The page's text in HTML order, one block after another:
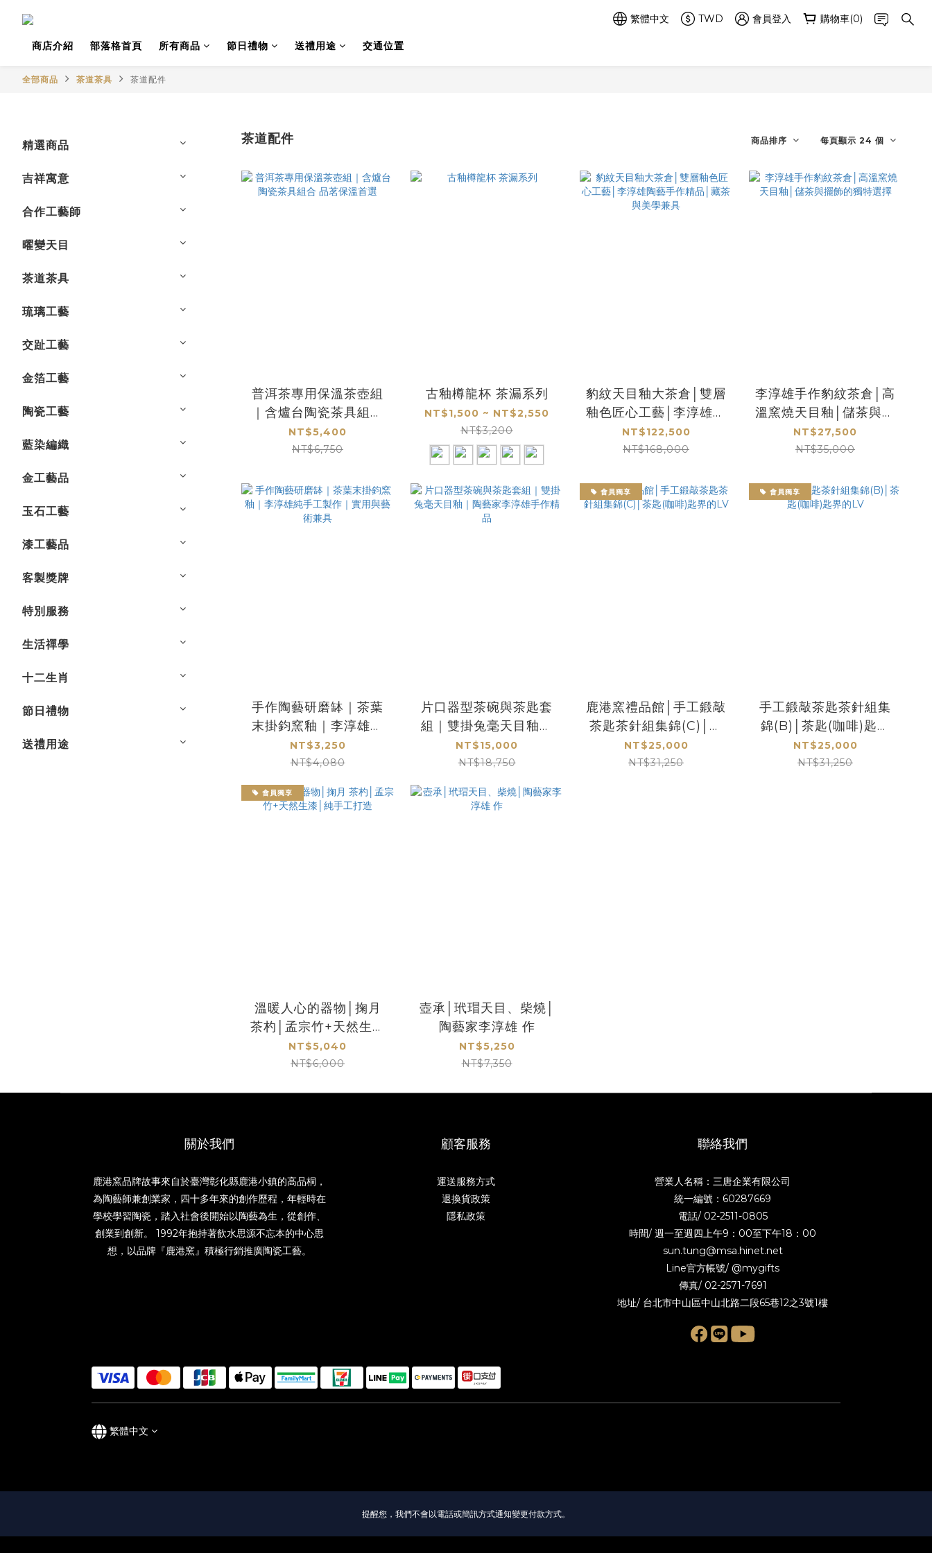
繁體中文 TWD 會員登入 購物車(0)
商店介紹 部落格首頁 所有商品 節日禮物 送禮用途 交通位置
全部商品 茶道茶具 茶道配件
精選商品
吉祥寓意
合作工藝師
曜變天目
茶道茶具
琉璃工藝
交趾工藝
金箔工藝
陶瓷工藝
藍染編織
金工藝品
玉石工藝
漆工藝品
客製獎牌
特別服務
生活禪學
十二生肖
節日禮物
送禮用途
茶道配件 商品排序 每頁顯示 24 個
普洱茶專用保溫茶壺組
｜含爐台陶瓷茶具組合
品茗保溫首選
NT$5,400
NT$6,750
古釉樽龍杯 茶漏系列
NT$1,500 ~ NT$2,550
NT$3,200
豹紋天目釉大茶倉│雙層
釉色匠心工藝│李淳雄陶
藝手作精品│藏茶與美學
兼具
NT$122,500
NT$168,000
李淳雄手作豹紋茶倉│高
溫窯燒天目釉│儲茶與擺
飾的獨特選擇
NT$27,500
NT$35,000
手作陶藝研磨缽｜茶葉
末掛鈞窯釉｜李淳雄純
手工製作｜實用與藝術
兼具
NT$3,250
NT$4,080
片口器型茶碗與茶匙套
組｜雙掛兔毫天目釉｜
陶藝家李淳雄手作精品
NT$15,000
NT$18,750
會員獨享
鹿港窯禮品館│手工鍛敲
茶匙茶針組集錦(C)│茶
匙(咖啡)匙界的LV
NT$25,000
NT$31,250
會員獨享
手工鍛敲茶匙茶針組集
錦(B)│茶匙(咖啡)匙界
的LV
NT$25,000
NT$31,250
會員獨享
溫暖人心的器物│掬月
茶杓│孟宗竹+天然生漆
│純手工打造
NT$5,040
NT$6,000
壺承│玳瑁天目、柴燒│
陶藝家李淳雄 作
NT$5,250
NT$7,350
關於我們
鹿港窯品牌故事來自於臺灣彰化縣鹿港小鎮的高品桐，
為陶藝師兼創業家，四十多年來的創作歷程，年輕時在
學校學習陶瓷，踏入社會後開始以陶藝為生，從創作、
創業到創新。 1992年抱持著飲水思源不忘本的中心思
想，以品牌『鹿港窯』積極行銷推廣陶瓷工藝。
顧客服務
運送服務方式
退換貨政策
隱私政策
聯絡我們
營業人名稱：三唐企業有限公司
統一編號：60287669
電話/ 02-2511-0805
時間/ 週一至週四上午9：00至下午18：00
sun.tung@msa.hinet.net
Line官方帳號/ @mygifts
傳真/ 02-2571-7691
地址/ 台北市中山區中山北路二段65巷12之3號1樓
繁體中文
提醒您，我們不會以電話或簡訊方式通知變更付款方式。